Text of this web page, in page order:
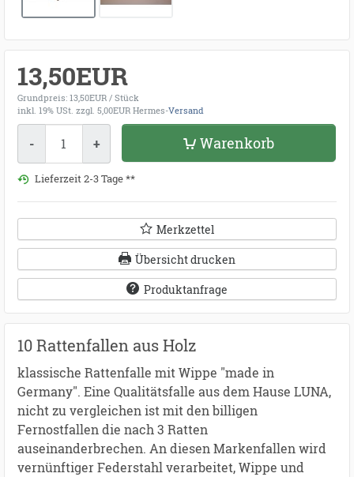
13,50EUR
Grundpreis: 13,50EUR / Stück
inkl. 19% USt. zzgl. 5,00EUR Hermes-Versand
- + Warenkorb
Lieferzeit 2-3 Tage **
Merkzettel
Übersicht drucken
Produktanfrage
10 Rattenfallen aus Holz
klassische Rattenfalle mit Wippe "made in
Germany". Eine Qualitätsfalle aus dem Hause LUNA,
nicht zu vergleichen ist mit den billigen
Fernostfallen die nach 3 Ratten
auseinanderbrechen. An diesen Markenfallen wird
vernünftiger Federstahl verarbeitet, Wippe und